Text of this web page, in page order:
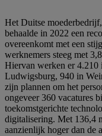
Het Duitse
behaalde in 2022 een
overeenkomt met een
werknemers steeg met
Hiervan werken er
Ludwigsburg, 940 in
zijn plannen om het
ongeveer 360 vacatures
toekomstgerichte
digitalisering. Met 136,4
aanzienlijk hoger dan de